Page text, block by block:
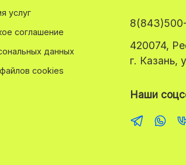
услуг
соглашение
данных
cookies
420074,
г. Казань,
Наши